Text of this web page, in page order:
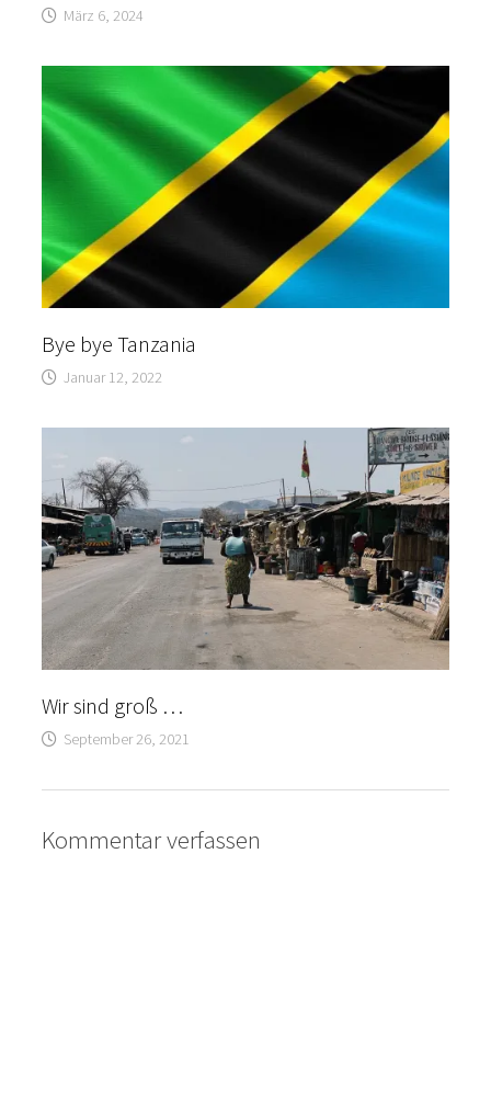
März 6, 2024
Bye bye Tanzania
Januar 12, 2022
Wir sind groß …
September 26, 2021
Kommentar verfassen